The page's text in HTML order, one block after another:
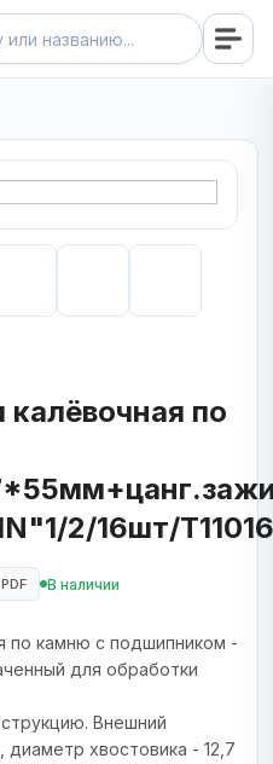
по
2/16шт/
В наличии
по камню с подшипником -
для обработки
Внешний
хвостовика - 12,7